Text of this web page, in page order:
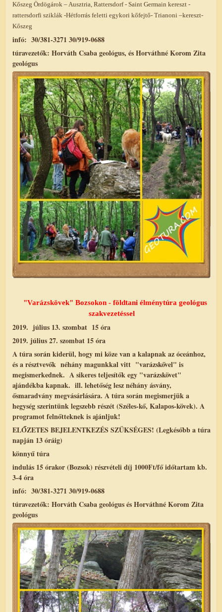
Kőszeg Ördögárok – Ausztria, Rattersdorf - Saint Germain kereszt -
rattersdorfi sziklák -Hétforrás feletti egykori kőfejtő- Trianoni –kereszt-
Kőszeg
infó: 30/381-3271 30/919-0688
túravezetők: Horváth Csaba geológus, és Horváthné Korom Zita
geológus
"Varázskövek" Bozsokon - földtani élménytúra geológus
szakvezetéssel
2019. július 13. szombat 15 óra
2019. július 27. szombat 15 óra
A túra során kiderül, hogy mi köze van a kalapnak az óceánhoz,
és a résztvevők néhány magunkkal vitt "varázskővel" is
megismerkednek. A sikeres teljesítők egy "varázskövet"
ajándékba kapnak. ill. lehetőség lesz néhány ásvány,
ősmaradvány megvásárlására. A túra során megismerjük a
hegység szerintünk legszebb részét (Széles-kő, Kalapos-kövek). A
programot felnőtteknek is ajánljuk!
ELŐZETES BEJELENTKEZÉS SZÜKSÉGES! (Legkésőbb a túra
napján 13 óráig)
könnyű túra
indulás 15 órakor (Bozsok) részvételi díj 1000Ft/fő időtartam kb.
3-4 óra
infó: 30/381-3271 30/919-0688
túravezetők: Horváth Csaba geológus és Horváthné Korom Zita
geológus